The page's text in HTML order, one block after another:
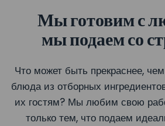
Мы готовим с
мы подаем со
Что может быть прекраснее,
блюда из отборных
их гостям? Мы любим свою
только тем, что подаем